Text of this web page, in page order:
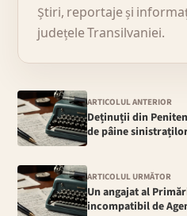
Știri, reportaje și
județele Transilvaniei.
ARTICOLUL ANTERIOR
Deținuții din
de pâine
ARTICOLUL URMĂTOR
Un angajat al
incompatibil de